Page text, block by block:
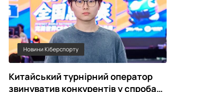
Новини Кіберспорту
Китайський турнірний оператор
звинуватив конкурентів у спробах